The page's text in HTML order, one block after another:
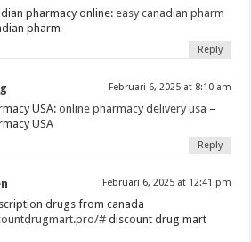
pharmacy online:easy canadian pharm
pharm
Reply
Februari 6, 2025 at 8:10 am
USA:online pharmacy delivery usa –
USA
Reply
Februari 6, 2025 at 12:41 pm
drugs from canada
# discount drug mart